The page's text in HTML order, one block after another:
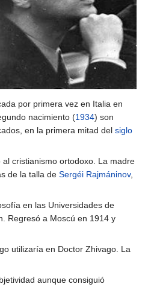
por primera vez en Italia en
nacimiento (1934) son
en la primera mitad del siglo
cristianismo ortodoxo. La madre
de la talla de Sergéi Rajmáninov,
en las Universidades de
Regresó a Moscú en 1914 y
utilizaría en Doctor Zhivago. La
aunque consiguió